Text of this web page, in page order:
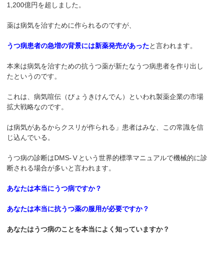
1,200億円を超しました。
薬は病気を治すために作られるのですが、
うつ病患者の急増の背景には新薬発売があったと言われます。
本来は病気を治すための抗うつ薬が新たなうつ病患者を作り出し
たというのです。
これは、病気喧伝（びょうきけんでん）といわれ製薬企業の市場
拡大戦略なのです。
は病気があるからクスリが作られる」患者はみな、この常識を信
じ込んでいる。
うつ病の診断はDMS-Ⅴという世界的標準マニュアルで機械的に診
断される場合が多いと言われます。
あなたは本当にうつ病ですか？
あなたは本当に抗うつ薬の服用が必要ですか？
あなたはうつ病のことを本当によく知っていますか？